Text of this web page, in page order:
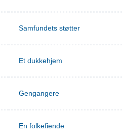
Samfundets støtter
Et dukkehjem
Gengangere
En folkefiende